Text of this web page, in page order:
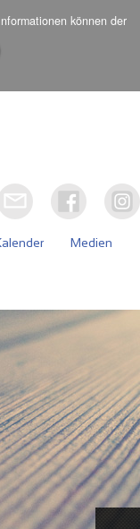
können der
Medien